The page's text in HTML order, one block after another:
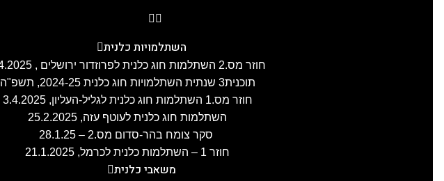
השתלמויות כלנית
חוזר מס.2 השתלמות חוג כלנית לפרוזדור ירושלים , 8.4.2025
תוכנית3 שנתית השתלמויות חוג כלנית 2024-25, תשפ"ה
חוזר מס.1 השתלמות חוג כלנית לגליל-העליון, 3.4.2025
השתלמות חוג כלנית לעוטף עזה, 25.2.2025
סקר צומח בהר-סדום מס.2 – 28.1.25
חוזר 1 – השתלמות כלנית לכרמל, 21.1.2025
משאבי כלנית